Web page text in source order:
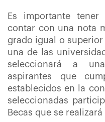
Es importante
contar con una nota
grado igual o superior
una de las
seleccionará a
aspirantes que
establecidos en la
seleccionadas
Becas que se